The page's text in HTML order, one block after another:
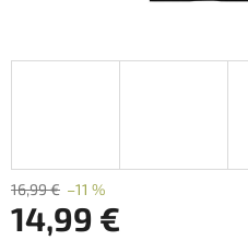
16,99 € –11 %
14,99 €